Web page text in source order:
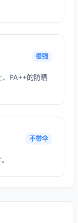
很强
、PA++的防晒
不带伞